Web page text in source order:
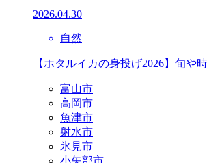
2026.04.30
自然
【ホタルイカの身投げ2026】旬や
富山市
高岡市
魚津市
射水市
氷見市
小矢部市